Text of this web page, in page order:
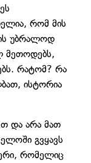
რომ მის
უბრალოდ
მეთოდებს,
რატომ? რა
ისტორია
და არა მათ
გვყავს
რომელიც